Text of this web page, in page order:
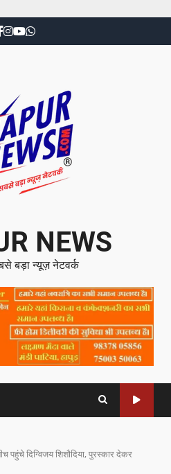
NEWS
बड़ा न्यूज़ नेटवर्क
पहुंचे दिग्विजय शिशौदिया, पुरस्कार देकर